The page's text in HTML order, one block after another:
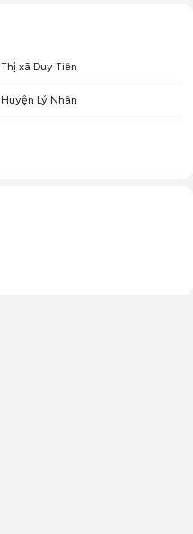
Thị xã Duy Tiên
Huyện Lý Nhân